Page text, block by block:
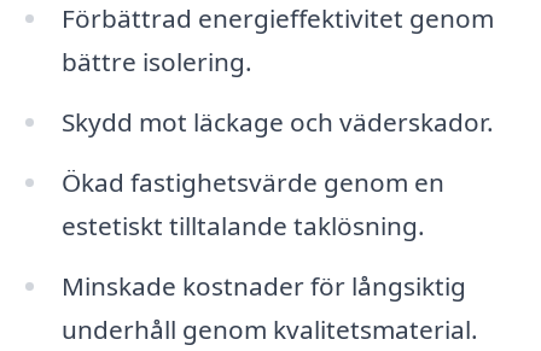
Förbättrad energieffektivitet genom
bättre isolering.
Skydd mot läckage och väderskador.
Ökad fastighetsvärde genom en
estetiskt tilltalande taklösning.
Minskade kostnader för långsiktig
underhåll genom kvalitetsmaterial.